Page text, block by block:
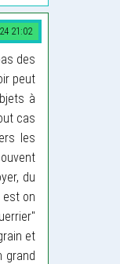
21:02
des
peut
à
cas
les
du
est on
et
grand